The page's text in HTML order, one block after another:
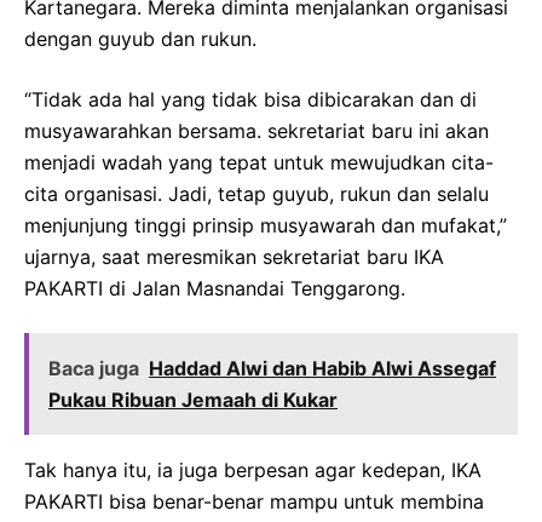
Kartanegara. Mereka diminta menjalankan organisasi
dengan guyub dan rukun.
“Tidak ada hal yang tidak bisa dibicarakan dan di
musyawarahkan bersama. sekretariat baru ini akan
menjadi wadah yang tepat untuk mewujudkan cita-
cita organisasi. Jadi, tetap guyub, rukun dan selalu
menjunjung tinggi prinsip musyawarah dan mufakat,”
ujarnya, saat meresmikan sekretariat baru IKA
PAKARTI di Jalan Masnandai Tenggarong.
Baca juga Haddad Alwi dan Habib Alwi Assegaf
Pukau Ribuan Jemaah di Kukar
Tak hanya itu, ia juga berpesan agar kedepan, IKA
PAKARTI bisa benar-benar mampu untuk membina